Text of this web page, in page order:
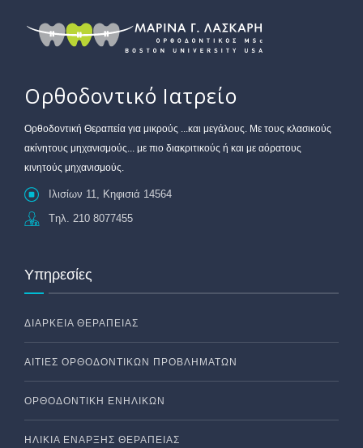
Ορθοδοντικό Ιατρείο
Oρθοδοντική Θεραπεία για μικρούς ...και μεγάλους. Με τους κλασικούς
ακίνητους μηχανισμούς... με πιο διακριτικούς ή και με αόρατους
κινητούς μηχανισμούς.
Ιλισίων 11, Κηφισιά 14564
Tηλ. 210 8077455
Υπηρεσίες
ΔΙΆΡΚΕΙΑ ΘΕΡΑΠΕΊΑΣ
ΑΙΤΊΕΣ ΟΡΘΟΔΟΝΤΙΚΏΝ ΠΡΟΒΛΗΜΆΤΩΝ
ΟΡΘΟΔΟΝΤΙΚΉ ΕΝΗΛΊΚΩΝ
ΗΛΙΚΊΑ ΈΝΑΡΞΗΣ ΘΕΡΑΠΕΊΑΣ